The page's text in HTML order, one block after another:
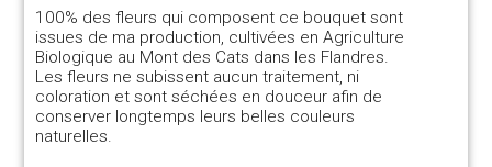
100% des fleurs qui composent ce bouquet sont
issues de ma production, cultivées en Agriculture
Biologique au Mont des Cats dans les Flandres.
Les fleurs ne subissent aucun traitement, ni
coloration et sont séchées en douceur afin de
conserver longtemps leurs belles couleurs
naturelles.